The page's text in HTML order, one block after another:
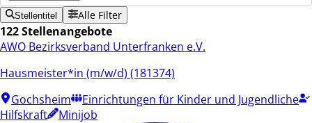
Stellentitel Alle Filter
122 Stellenangebote
AWO Bezirksverband Unterfranken e.V.
Hausmeister*in (m/w/d) (181374)
Gochsheim
Einrichtungen für Kinder und Jugendliche
Hilfskraft
Minijob